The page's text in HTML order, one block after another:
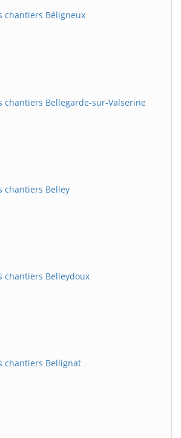
chantiers Béligneux
chantiers Bellegarde-sur-Valserine
chantiers Belley
chantiers Belleydoux
chantiers Bellignat